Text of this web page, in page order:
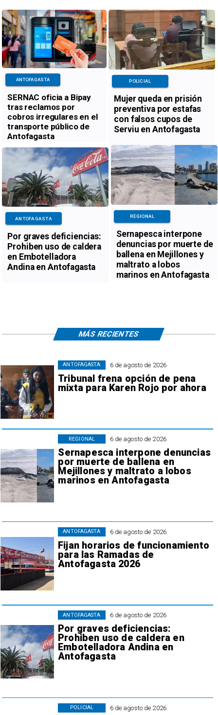
SERNAC oficia a Bipay
tras reclamos por
cobros irregulares en el
transporte público de
Antofagasta
ANTOFAGASTA
Mujer queda en prisión
preventiva por estafas
con falsos cupos de
Serviu en Antofagasta
POLICIAL
Por graves deficiencias:
Prohiben uso de caldera
en Embotelladora
Andina en Antofagasta
ANTOFAGASTA
Sernapesca interpone
denuncias por muerte de
ballena en Mejillones y
maltrato a lobos
marinos en Antofagasta
REGIONAL
6 de agosto de 2026
Tribunal frena opción de pena
mixta para Karen Rojo por ahora
ANTOFAGASTA
6 de agosto de 2026
Sernapesca interpone denuncias
por muerte de ballena en
Mejillones y maltrato a lobos
marinos en Antofagasta
REGIONAL
6 de agosto de 2026
Fijan horarios de funcionamiento
para las Ramadas de
Antofagasta 2026
ANTOFAGASTA
6 de agosto de 2026
Por graves deficiencias:
Prohiben uso de caldera en
Embotelladora Andina en
Antofagasta
ANTOFAGASTA
6 de agosto de 2026
POLICIAL
MÁS RECIENTES